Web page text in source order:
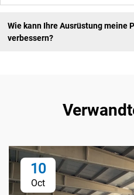
Wie kann Ihre Ausrüstung meine
verbessern?
10
Oct